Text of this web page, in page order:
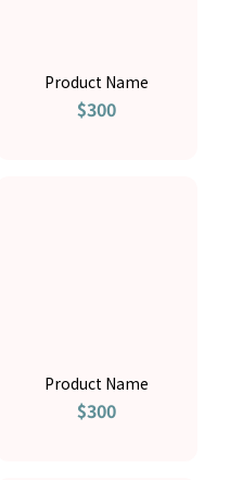
Product Name
$300
Product Name
$300